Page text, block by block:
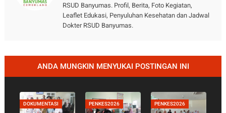
RSUD Banyumas. Profil, Berita, Foto Kegiatan,
Leaflet Edukasi, Penyuluhan Kesehatan dan Jadwal
Dokter RSUD Banyumas.
ANDA MUNGKIN MENYUKAI POSTINGAN INI
DOKUMENTASI PENKES2026 PENKES2026